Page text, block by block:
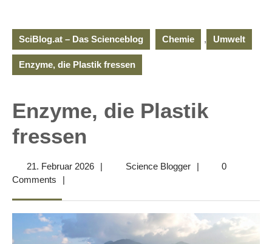
SciBlog.at – Das Scienceblog Chemie , Umwelt
Enzyme, die Plastik fressen
Enzyme, die Plastik
fressen
21. Februar 202621.| Science BloggerScience
|
0
Comments
|